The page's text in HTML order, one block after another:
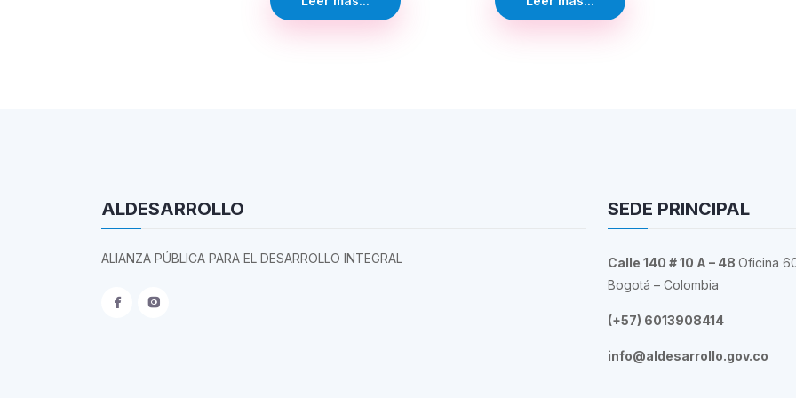
ALDESARROLLO
ALIANZA PÚBLICA PARA EL DESARROLLO INTEGRAL
SEDE PRINCIPAL
Calle 140 # 10 A – 48 Oficina
Bogotá – Colombia
(+57) 6013908414
info@aldesarrollo.gov.co